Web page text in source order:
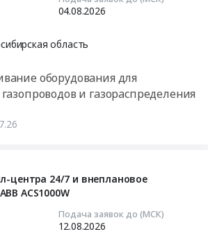
04.08.2026
область
оборудования для
и газораспределения
центра 24/7 и внеплановое
ACS1000W
Подача заявок до (МСК)
12.08.2026